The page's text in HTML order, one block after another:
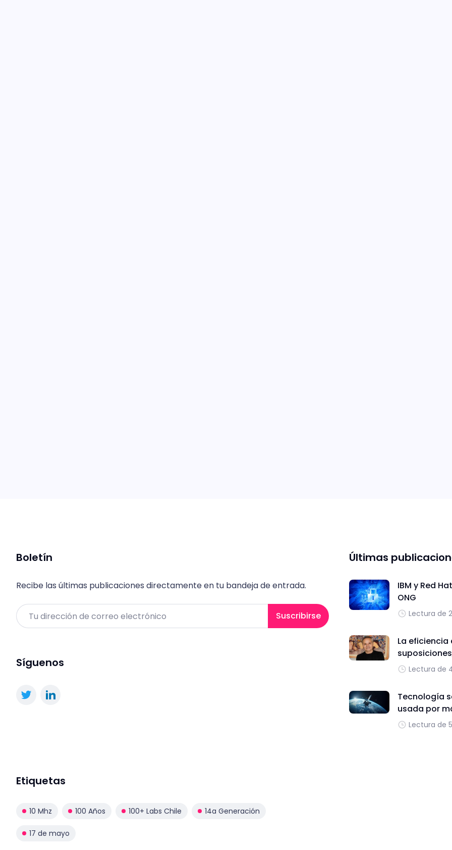
Boletín
Recibe las últimas publicaciones directamente en tu bandeja de entrada.
Email Suscribirse
Síguenos
Últimas
IBM y Red
ONG
Lectura de
La
Lectura de
Tecnología
usada por
Lectura de
Etiquetas
10 Mhz 100 Años 100+ Labs Chile 14a Generación
17 de mayo